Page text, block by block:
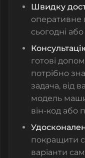
Швидку
оперативне
сьогодні
готові
потрібно
задача, від
модель
він-код або
покращити
варіанти